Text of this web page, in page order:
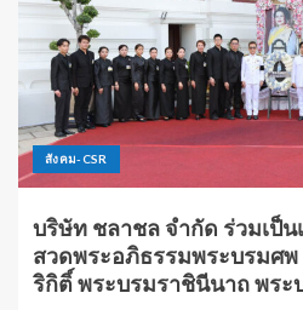
สังคม-CSR
บริษัท ชลาชล จำกัด ร่วมเป็
สวดพระอภิธรรมพระบรมศพ
ริกิติ์ พระบรมราชินีนาถ พร